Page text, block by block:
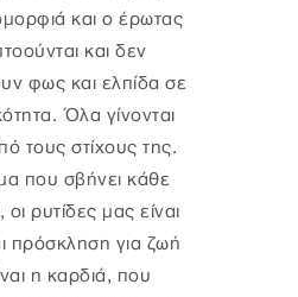
και ο έρωτας
και δεν
φως και ελπίδα σε
Όλα γίνονται
τους στίχους της.
που σβήνει κάθε
ρυτίδες μας είναι
πρόσκληση για ζωή
η καρδιά, που